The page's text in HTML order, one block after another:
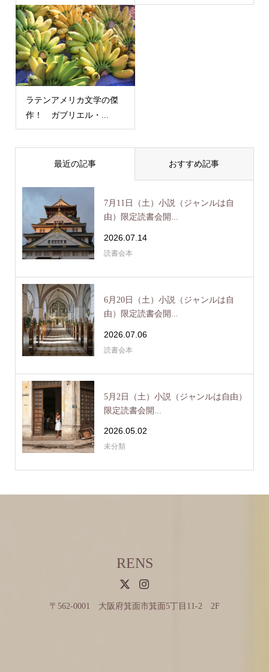
ラテンアメリカ文学の傑
作！ ガブリエル・...
最近の記事 おすすめ記事
7月11日（土）小説（ジャンルは自
由）限定読書会開...
2026.07.14
読書会本
6月20日（土）小説（ジャンルは自
由）限定読書会開...
2026.07.06
読書会本
5月2日（土）小説（ジャンルは自由）
限定読書会開...
2026.05.02
未分類
RENS
〒562-0001 大阪府箕面市箕面5丁目11-2 2F